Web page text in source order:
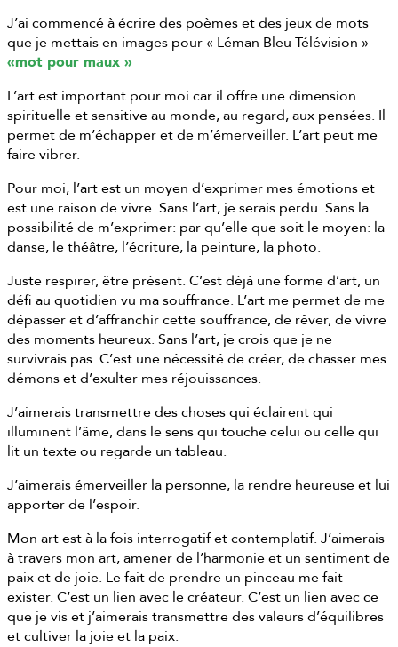
J’ai commencé à écrire des poèmes et des jeux de mots
que je mettais en images pour « Léman Bleu Télévision »
«mot pour maux »
L’art est important pour moi car il offre une dimension
spirituelle et sensitive au monde, au regard, aux pensées. Il
permet de m’échapper et de m’émerveiller. L’art peut me
faire vibrer.
Pour moi, l’art est un moyen d’exprimer mes émotions et
est une raison de vivre. Sans l’art, je serais perdu. Sans la
possibilité de m’exprimer: par qu’elle que soit le moyen: la
danse, le théâtre, l’écriture, la peinture, la photo.
Juste respirer, être présent. C’est déjà une forme d’art, un
défi au quotidien vu ma souffrance. L’art me permet de me
dépasser et d’affranchir cette souffrance, de rêver, de vivre
des moments heureux. Sans l’art, je crois que je ne
survivrais pas. C’est une nécessité de créer, de chasser mes
démons et d’exulter mes réjouissances.
J’aimerais transmettre des choses qui éclairent qui
illuminent l’âme, dans le sens qui touche celui ou celle qui
lit un texte ou regarde un tableau.
J’aimerais émerveiller la personne, la rendre heureuse et lui
apporter de l’espoir.
Mon art est à la fois interrogatif et contemplatif. J’aimerais
à travers mon art, amener de l’harmonie et un sentiment de
paix et de joie. Le fait de prendre un pinceau me fait
exister. C’est un lien avec le créateur. C’est un lien avec ce
que je vis et j’aimerais transmettre des valeurs d’équilibres
et cultiver la joie et la paix.